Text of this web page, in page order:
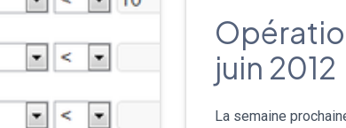
juin 2012
La semaine